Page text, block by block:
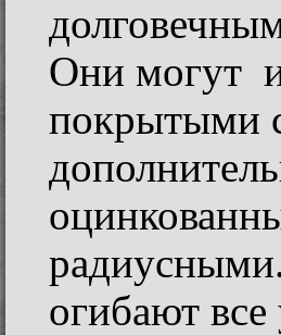
Они могут
покрытыми
огибают